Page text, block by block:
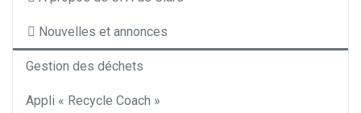
Nouvelles et annonces
Gestion des déchets
Appli « Recycle Coach »